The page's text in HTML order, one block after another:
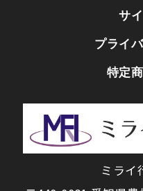
ミライ
サ
プライ
特定